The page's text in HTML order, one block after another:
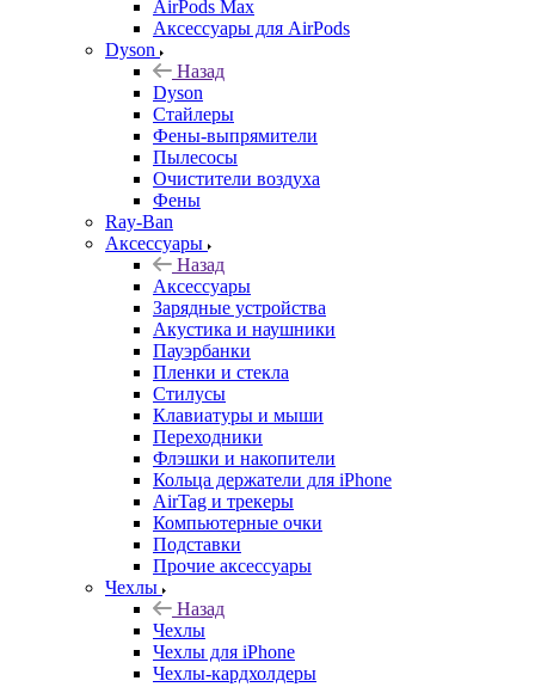
AirPods Max
Аксессуары для AirPods
Dyson
Назад
Dyson
Стайлеры
Фены-выпрямители
Пылесосы
Очистители воздуха
Фены
Ray-Ban
Аксессуары
Назад
Аксессуары
Зарядные устройства
Акустика и наушники
Пауэрбанки
Пленки и стекла
Стилусы
Клавиатуры и мыши
Переходники
Флэшки и накопители
Кольца держатели для iPhone
AirTag и трекеры
Компьютерные очки
Подставки
Прочие аксессуары
Чехлы
Назад
Чехлы
Чехлы для iPhone
Чехлы-кардхолдеры